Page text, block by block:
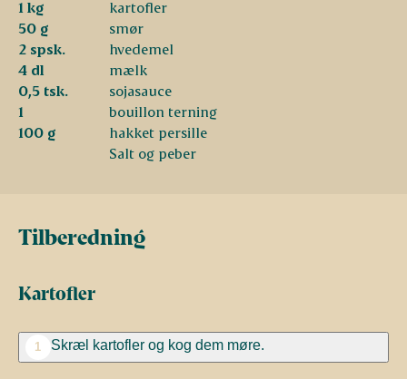
1 kg
kartofler
50 g
smør
2 spsk.
hvedemel
4 dl
mælk
0,5 tsk.
sojasauce
1
bouillon terning
100 g
hakket persille
Salt og peber
Tilberedning
Kartofler
1 Skræl kartofler og kog dem møre.